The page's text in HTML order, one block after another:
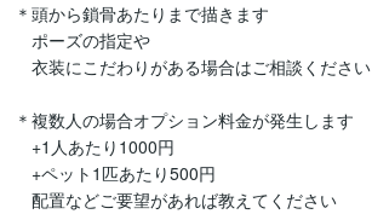
＊頭から鎖骨あたりまで描きます
ポーズの指定や
衣装にこだわりがある場合はご相談ください
＊複数人の場合オプション料金が発生します
+1人あたり1000円
+ペット1匹あたり500円
配置などご要望があれば教えてください